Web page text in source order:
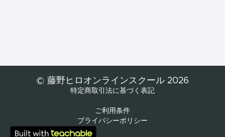
© 藤野ヒロオンラインスクール 2026
特定商取引法に基づく表記
ご利用条件
プライバシーポリシー